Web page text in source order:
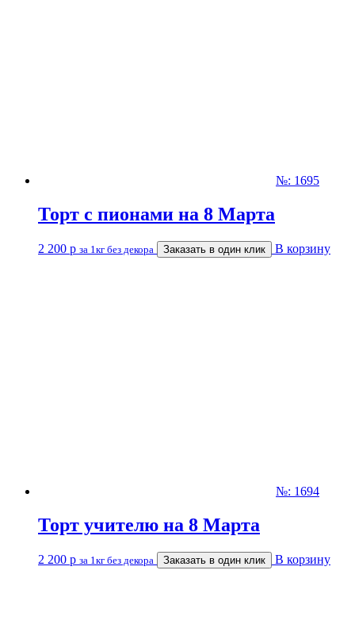
№: 1695
Торт с пионами на 8 Марта
2 200 р за 1кг без декора Заказать в один клик В корзину
№: 1694
Торт учителю на 8 Марта
2 200 р за 1кг без декора Заказать в один клик В корзину